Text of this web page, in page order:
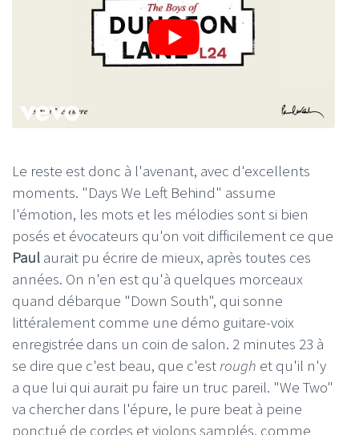
Le reste est donc à l'avenant, avec d'excellents
moments. "Days We Left Behind" assume
l'émotion, les mots et les mélodies sont si bien
posés et évocateurs qu'on voit difficilement ce que
Paul aurait pu écrire de mieux, après toutes ces
années. On n'en est qu'à quelques morceaux
quand débarque "Down South", qui sonne
littéralement comme une démo guitare-voix
enregistrée dans un coin de salon. 2 minutes 23 à
se dire que c'est beau, que c'estrough et qu'il n'y
a que lui qui aurait pu faire un truc pareil. "We Two"
va chercher dans l'épure, le pure beat à peine
ponctué de cordes et violons samplés, comme